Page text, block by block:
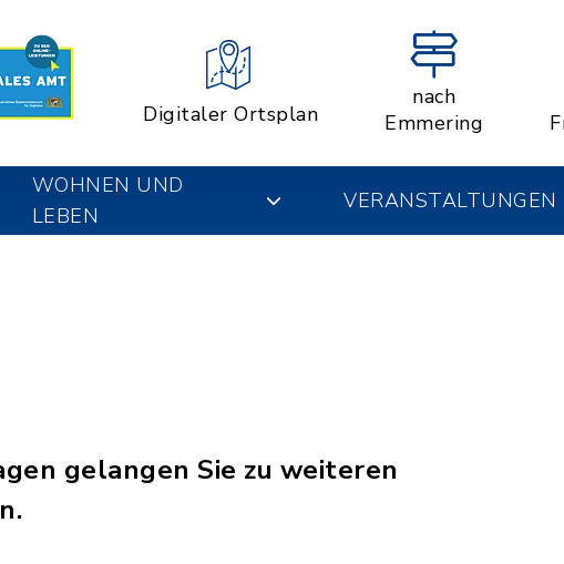
Digitaler Ortsplan
nach
Emmering
WOHNEN UND
LEBEN
VERANSTALTUNGEN
gelangen Sie zu weiteren